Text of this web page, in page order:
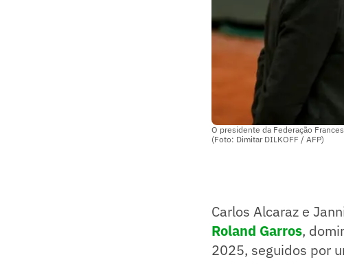
O presidente da Federação
(Foto: Dimitar DILKOFF / AFP)
Carlos Alcaraz e
Roland Garros,
2025, seguidos por